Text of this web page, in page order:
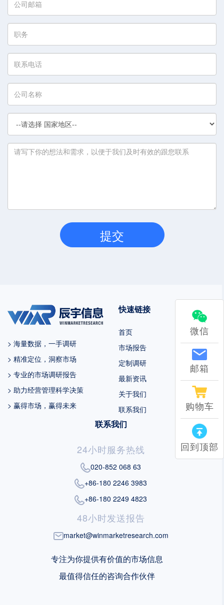
微信
邮箱
购物车
回到顶部
> 海量数据，一手调研
> 精准定位，洞察市场
> 专业的市场调研报告
> 助力经营管理科学决策
> 赢得市场，赢得未来
快速链接
首页
市场报告
定制调研
最新资讯
关于我们
联系我们
联系我们
24小时服务热线
020-852 068 63
+86-180 2246 3983
+86-180 2249 4823
48小时发送报告
market@winmarketresearch.com
专注为你提供有价值的市场信息
最值得信任的咨询合作伙伴